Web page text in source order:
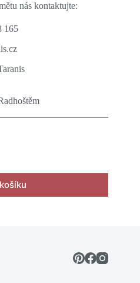
nás kontaktujte:
165